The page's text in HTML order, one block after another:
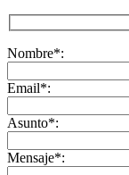
Nombre*:
Email*:
Asunto*:
Mensaje*: